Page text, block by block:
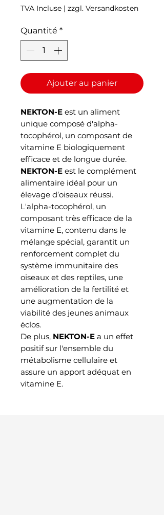
TVA Incluse | zzgl. Versandkosten
Quantité *
Ajouter au panier
NEKTON-E est un aliment
unique composé d'alpha-
tocophérol, un composant de
vitamine E biologiquement
efficace et de longue durée.
NEKTON-E est le complément
alimentaire idéal pour un
élevage d’oiseaux réussi.
L'alpha-tocophérol, un
composant très efficace de la
vitamine E, contenu dans le
mélange spécial, garantit un
renforcement complet du
système immunitaire des
oiseaux et des reptiles, une
amélioration de la fertilité et
une augmentation de la
viabilité des jeunes animaux
éclos.
De plus, NEKTON-E a un effet
positif sur l'ensemble du
métabolisme cellulaire et
assure un apport adéquat en
vitamine E.